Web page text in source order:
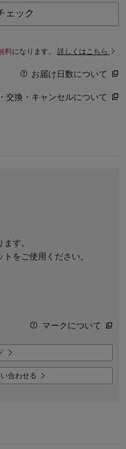
ェック
料になります。 詳しくはこちら
お届け日数について
交換・キャンセルについて
す。
をご使用ください。
マークについて
合わせる